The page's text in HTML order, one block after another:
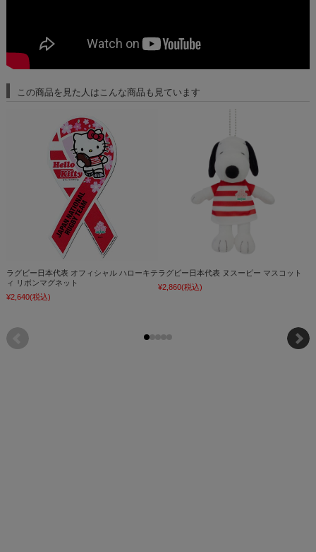
この商品を見た人はこんな商品も見ています
ラグビー日本代表 オフィシャル ハローキテ
ィ リボンマグネット
¥2,640(税込)
ラグビー日本代表 ヌスーピー マスコット
¥2,860(税込)